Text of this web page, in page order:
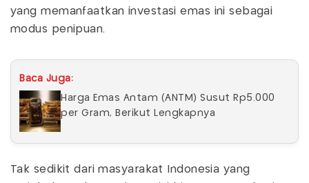
yang memanfaatkan investasi emas ini sebagai
modus penipuan.
Baca Juga:
Harga Emas Antam (ANTM) Susut Rp5.000
per Gram, Berikut Lengkapnya
Tak sedikit dari masyarakat Indonesia yang